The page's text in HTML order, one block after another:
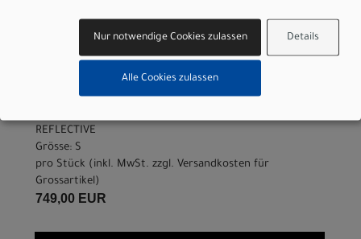
REFLECTIVE S
Modelljahr 2027
Lieferbar in ca. 5-8 Werktagen
Art.Nr. 92427-8102
REFLECTIVE
Grösse: S
pro Stück (inkl. MwSt. zzgl. Versandkosten für
Grossartikel)
749,00 EUR
Details
Nur notwendige Cookies zulassen
Alle Cookies zulassen